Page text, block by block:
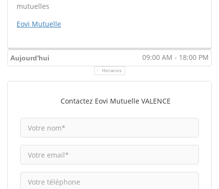
mutuelles
Eovi Mutuelle
Aujourd'hui 09:00 AM - 18:00 PM
Horaires
Contactez Eovi Mutuelle VALENCE